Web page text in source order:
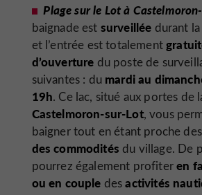
Plage sur le Lot à
baignade est surveillée durant la
et l’entrée est totalement
d’ouverture du poste de
suivantes : du mardi au
19h. Ce lac, situé aux portes de
Castelmoron-sur-Lot, vous
baigner tout en étant proche
des commodités du village. De
pourrez également profiteren
ou en couple desactivités